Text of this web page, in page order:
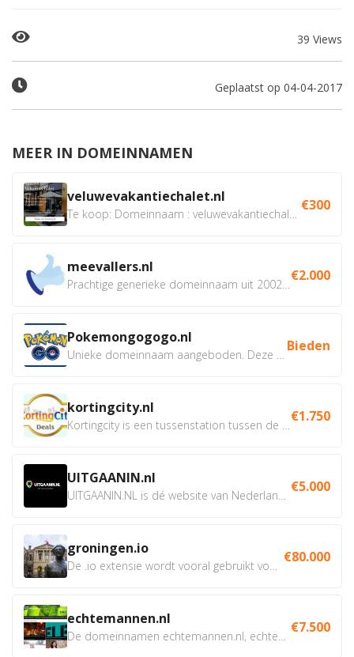
39 Views
Geplaatst op 04-04-2017
MEER IN DOMEINNAMEN
veluwevakantiechalet.nl €300
meevallers.nl €2.000
Pokemongogogo.nl Bieden
kortingcity.nl €1.750
UITGAANIN.nl €5.000
groningen.io €80.000
echtemannen.nl €7.500